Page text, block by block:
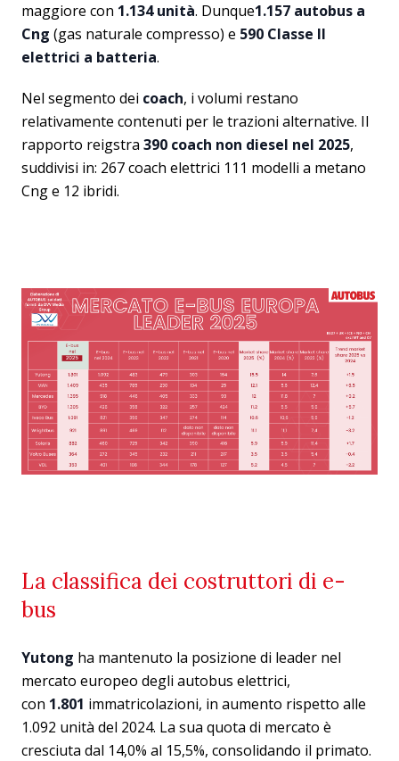
maggiore con 1.134 unità. Dunque1.157 autobus a
Cng (gas naturale compresso) e 590 Classe II
elettrici a batteria.
Nel segmento dei coach, i volumi restano
relativamente contenuti per le trazioni alternative. Il
rapporto reigstra 390 coach non diesel nel 2025,
suddivisi in: 267 coach elettrici 111 modelli a metano
Cng e 12 ibridi.
La classifica dei costruttori di e-
bus
Yutong ha mantenuto la posizione di leader nel
mercato europeo degli autobus elettrici,
con 1.801 immatricolazioni, in aumento rispetto alle
1.092 unità del 2024. La sua quota di mercato è
cresciuta dal 14,0% al 15,5%, consolidando il primato.